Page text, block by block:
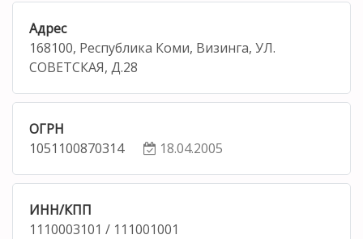
Адрес
168100, Республика Коми, Визинга, УЛ.
СОВЕТСКАЯ, Д.28
ОГРН
1051100870314
18.04.2005
ИНН/КПП
1110003101 / 111001001